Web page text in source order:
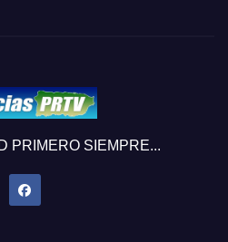
PRIMERO SIEMPRE...